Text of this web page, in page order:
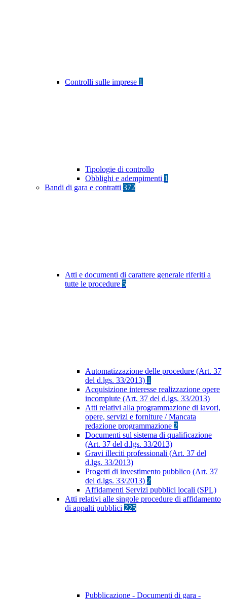
Controlli sulle imprese 1
Tipologie di controllo
Obblighi e adempimenti 1
Bandi di gara e contratti 372
Atti e documenti di carattere generale riferiti a
tutte le procedure 5
Automatizzazione delle procedure (Art. 37
del d.lgs. 33/2013) 1
Acquisizione interesse realizzazione opere
incompiute (Art. 37 del d.lgs. 33/2013)
Atti relativi alla programmazione di lavori,
opere, servizi e forniture / Mancata
redazione programmazione 2
Documenti sul sistema di qualificazione
(Art. 37 del d.lgs. 33/2013)
Gravi illeciti professionali (Art. 37 del
d.lgs. 33/2013)
Progetti di investimento pubblico (Art. 37
del d.lgs. 33/2013) 2
Affidamenti Servizi pubblici locali (SPL)
Atti relativi alle singole procedure di affidamento
di appalti pubblici 225
Pubblicazione - Documenti di gara -